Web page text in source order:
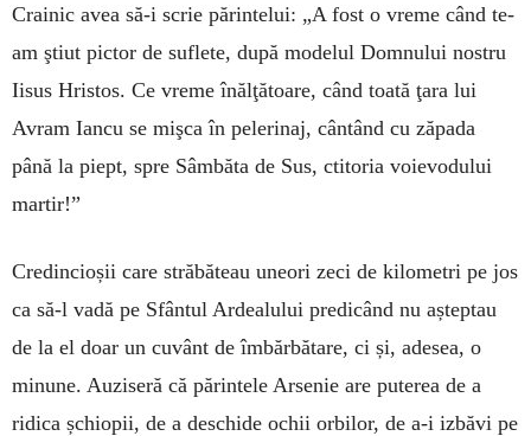
Crainic avea să-i scrie părintelui: „A fost o vreme când te-
am ştiut pictor de suflete, după modelul Domnului nostru
Iisus Hristos. Ce vreme înălţătoare, când toată ţara lui
Avram Iancu se mişca în pelerinaj, cântând cu zăpada
până la piept, spre Sâmbăta de Sus, ctitoria voievodului
martir!”
Credincioșii care străbăteau uneori zeci de kilometri pe jos
ca să-l vadă pe Sfântul Ardealului predicând nu așteptau
de la el doar un cuvânt de îmbărbătare, ci și, adesea, o
minune. Auziseră că părintele Arsenie are puterea de a
ridica șchiopii, de a deschide ochii orbilor, de a-i izbăvi pe